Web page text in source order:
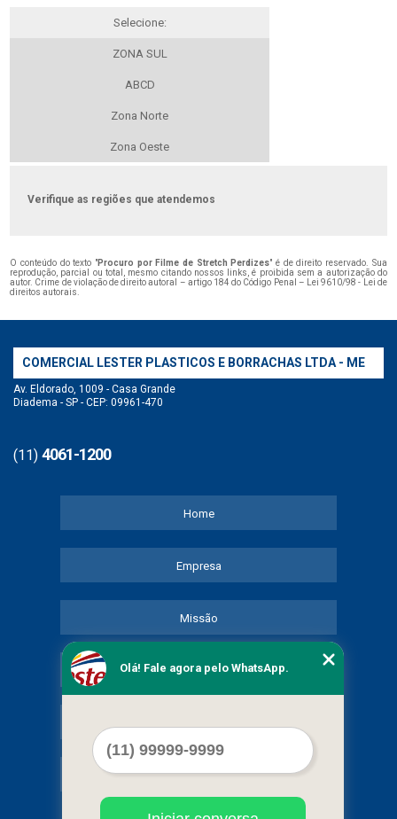
Selecione:
ZONA SUL
ABCD
Zona Norte
Zona Oeste
Verifique as regiões que atendemos
O conteúdo do texto "Procuro por Filme de Stretch Perdizes" é de direito reservado. Sua
reprodução, parcial ou total, mesmo citando nossos links, é proibida sem a autorização do
autor. Crime de violação de direito autoral – artigo 184 do Código Penal –
Lei 9610/98 - Lei de
direitos autorais
COMERCIAL LESTER PLASTICOS E BORRACHAS LTDA - ME
Av. Eldorado, 1009 - Casa Grande
Diadema - SP - CEP: 09961-470
(11) 4061-1200
Home
Empresa
Missão
Serviços
Mapa do site
Olá! Fale agora pelo WhatsApp.